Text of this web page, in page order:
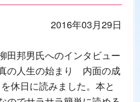
2016年03月29日
田邦男氏へのインタビュー
の人生の始まり 内面の成
休日に読みました。本と